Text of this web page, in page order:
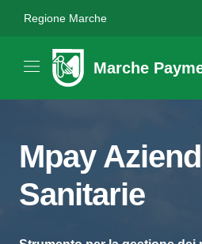
Regione Marche
Marche
Mpay
Sanitarie